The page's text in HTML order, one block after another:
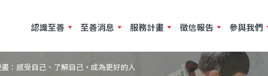
容
認識至善 至善消息 服務計畫 徵信報告 參與我們
：感受自己、了解自己，成為更好的人